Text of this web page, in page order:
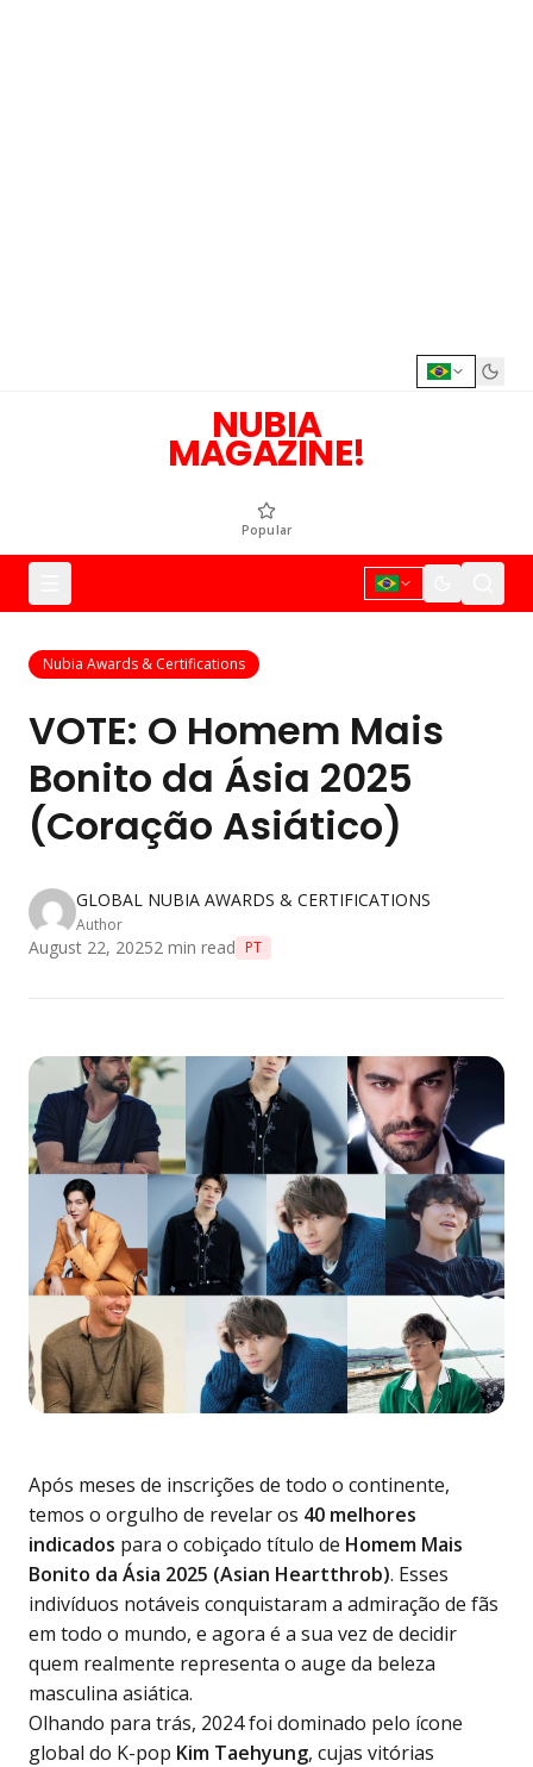
NUBIA
MAGAZINE!
Popular
Nubia Awards & Certifications
VOTE: O Homem Mais
Bonito da Ásia 2025
(Coração Asiático)
GLOBAL NUBIA AWARDS & CERTIFICATIONS
Author
August 22, 20252 min read PT
Após meses de inscrições de todo o continente,
temos o orgulho de revelar os 40 melhores
indicados para o cobiçado título de Homem Mais
Bonito da Ásia 2025 (Asian Heartthrob). Esses
indivíduos notáveis conquistaram a admiração de fãs
em todo o mundo, e agora é a sua vez de decidir
quem realmente representa o auge da beleza
masculina asiática.
Olhando para trás, 2024 foi dominado pelo ícone
global do K-pop Kim Taehyung, cujas vitórias